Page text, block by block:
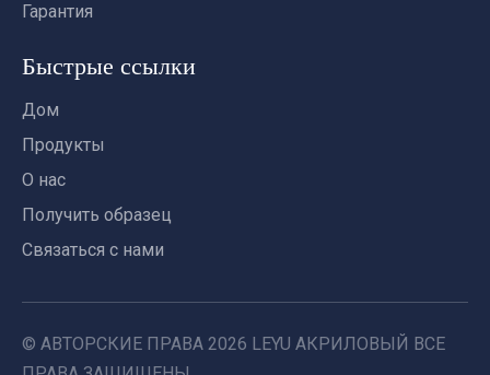
Гарантия
Быстрые ссылки
Дом
Продукты
О нас
Получить образец
Связаться с нами
© АВТОРСКИЕ ПРАВА 2026 LEYU АКРИЛОВЫЙ ВСЕ